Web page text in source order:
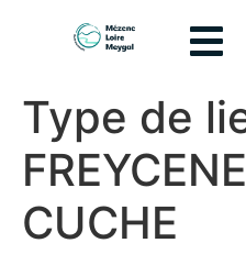
Type de
CUCHE